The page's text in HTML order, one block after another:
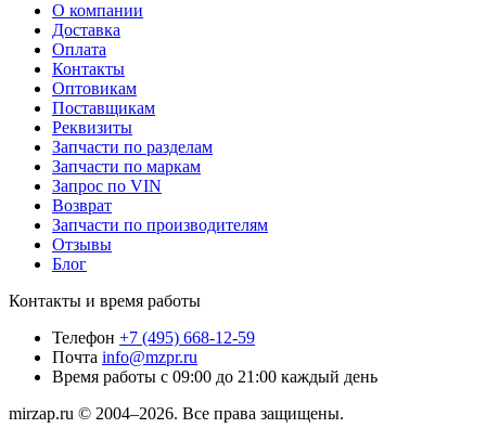
О компании
Доставка
Оплата
Контакты
Оптовикам
Поставщикам
Реквизиты
Запчасти по разделам
Запчасти по маркам
Запрос по VIN
Возврат
Запчасти по производителям
Отзывы
Блог
Контакты и время работы
Телефон +7 (495) 668-12-59
Почта info@mzpr.ru
Время работы с 09:00 до 21:00 каждый день
mirzap.ru © 2004–2026. Все права защищены.